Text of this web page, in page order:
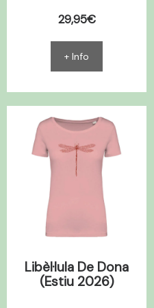
29,95€
+ Info
Libèl·lula De Dona
(Estiu 2026)